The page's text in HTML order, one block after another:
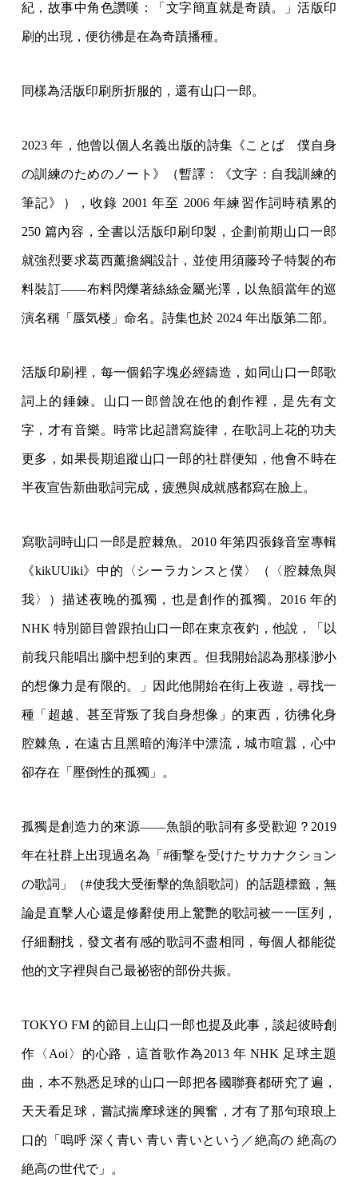
紀，故事中角色讚嘆：「文字簡直就是奇蹟。」活版印
刷的出現，便彷彿是在為奇蹟播種。
同樣為活版印刷所折服的，還有山口一郎。
2023 年，他曾以個人名義出版的詩集《ことば 僕自身
の訓練のためのノート》（暫譯：《文字：自我訓練的
筆記》），收錄 2001 年至 2006 年練習作詞時積累的
250 篇內容，全書以活版印刷印製，企劃前期山口一郎
就強烈要求葛西薰擔綱設計，並使用須藤玲子特製的布
料裝訂——布料閃爍著絲絲金屬光澤，以魚韻當年的巡
演名稱「蜃気楼」命名。詩集也於 2024 年出版第二部。
活版印刷裡，每一個鉛字塊必經鑄造，如同山口一郎歌
詞上的錘鍊。山口一郎曾說在他的創作裡，是先有文
字，才有音樂。時常比起譜寫旋律，在歌詞上花的功夫
更多，如果長期追蹤山口一郎的社群便知，他會不時在
半夜宣告新曲歌詞完成，疲憊與成就感都寫在臉上。
寫歌詞時山口一郎是腔棘魚。2010 年第四張錄音室專輯
《kikUUiki》中的〈シーラカンスと僕〉（〈腔棘魚與
我〉）描述夜晚的孤獨，也是創作的孤獨。2016 年的
NHK 特別節目曾跟拍山口一郎在東京夜釣，他說，「以
前我只能唱出腦中想到的東西。但我開始認為那樣渺小
的想像力是有限的。」因此他開始在街上夜遊，尋找一
種「超越、甚至背叛了我自身想像」的東西，彷彿化身
腔棘魚，在遠古且黑暗的海洋中漂流，城市喧囂，心中
卻存在「壓倒性的孤獨」。
孤獨是創造力的來源——魚韻的歌詞有多受歡迎？2019
年在社群上出現過名為「#衝撃を受けたサカナクション
の歌詞」（#使我大受衝擊的魚韻歌詞）的話題標籤，無
論是直擊人心還是修辭使用上驚艷的歌詞被一一匡列，
仔細翻找，發文者有感的歌詞不盡相同，每個人都能從
他的文字裡與自己最祕密的部份共振。
TOKYO FM 的節目上山口一郎也提及此事，談起彼時創
作〈Aoi〉的心路，這首歌作為2013 年 NHK 足球主題
曲，本不熟悉足球的山口一郎把各國聯賽都研究了遍，
天天看足球，嘗試揣摩球迷的興奮，才有了那句琅琅上
口的「嗚呼 深く青い 青い 青いという／絶高の 絶高の
絶高の世代で」。